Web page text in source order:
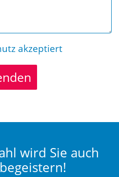
akzeptiert
wird Sie auch